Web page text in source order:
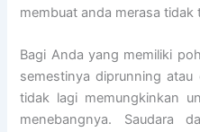
membuat anda merasa tidak
Bagi Anda yang memiliki
semestinya diprunning
tidak lagi memungkinkan
menebangnya. Saudara